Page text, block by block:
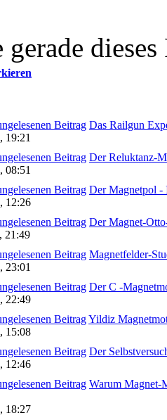
Das Railgun
19:21
Der Reluktanz-
08:51
Der Magnetpol -
12:26
Der Magnet-
21:49
Magnetfelder-
23:01
Der C -
22:49
Yildiz
15:08
Der
12:46
Warum Magnet-
18:27